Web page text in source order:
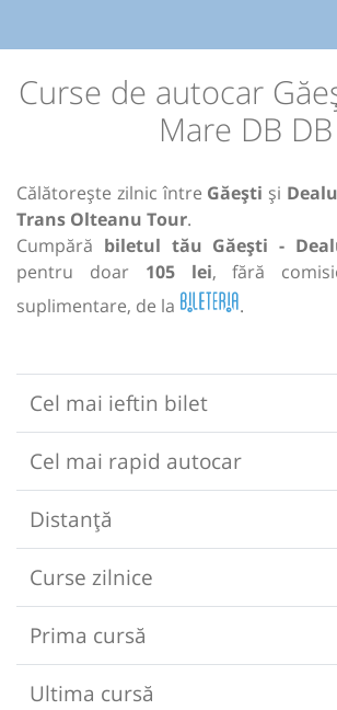
Curse de autocar
Mare DB DB
Călătorește zilnic între Găești și
Trans Olteanu Tour.
Cumpără biletul tău Găești -
pentru doar 105 lei, fără
suplimentare, de la
.
Cel mai ieftin bilet
Cel mai rapid autocar
Distanță
Curse zilnice
Prima cursă
Ultima cursă